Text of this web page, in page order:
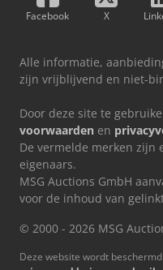
Facebook X
Alle informatie,
zijn vrijblijvend en niet-
Door deze site te
voorwaarden en
De vermelde merken zijn
eigenaars.
MSG Auctions GmbH
voor de inhoud van
© 2000 - 2026 MSG
Deze website wordt